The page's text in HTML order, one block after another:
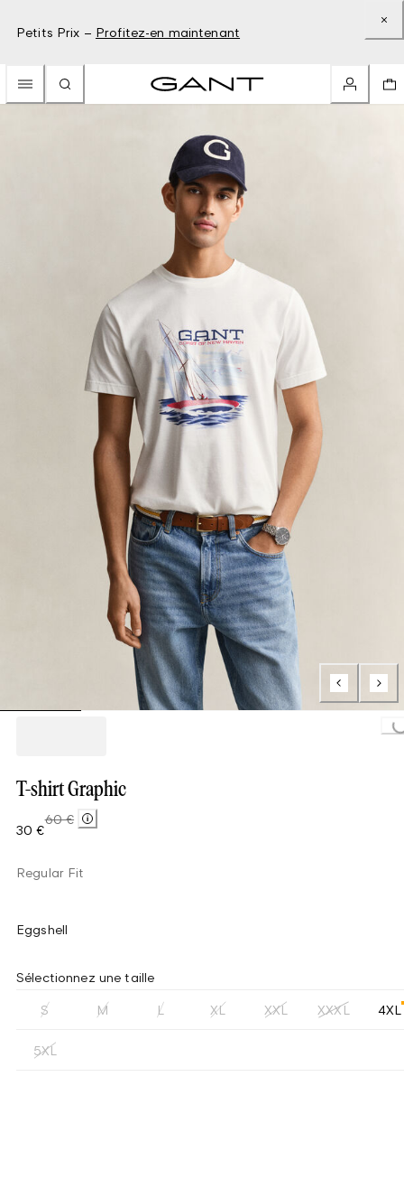
Petits Prix – Profitez-en maintenant
Loading...
T-shirt Graphic
30 €
60 €
Regular Fit
Eggshell
Sélectionnez une taille
S M L XL XXL XXXL 4XL
5XL